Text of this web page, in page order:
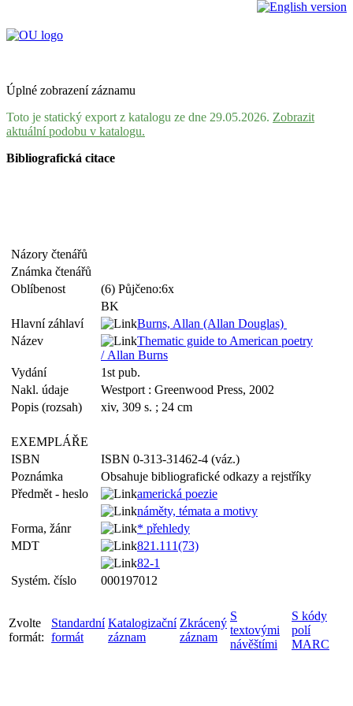
Úplné zobrazení záznamu
Toto je statický export z katalogu ze dne 29.05.2026. Zobrazit
aktuální podobu v katalogu.
Bibliografická citace
Názory čtenářů
Známka čtenářů
Oblíbenost
(6) Půjčeno:6x
BK
Hlavní záhlaví
Burns, Allan (Allan Douglas)
Název
Thematic guide to American poetry
/ Allan Burns
Vydání
1st pub.
Nakl. údaje
Westport : Greenwood Press, 2002
Popis (rozsah)
xiv, 309 s. ; 24 cm
EXEMPLÁŘE
ISBN
ISBN 0-313-31462-4 (váz.)
Poznámka
Obsahuje bibliografické odkazy a rejstříky
Předmět - heslo
americká poezie
náměty, témata a motivy
Forma, žánr
* přehledy
MDT
821.111(73)
82-1
Systém. číslo
000197012
Zvolte
formát:
Standardní
formát
Katalogizační
záznam
Zkrácený
záznam
S
textovými
návěštími
S kódy
polí
MARC